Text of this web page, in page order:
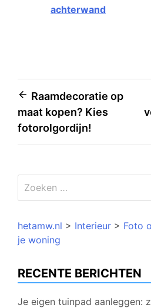
achterwand
Bericht
navigatie
Raamdecoratie op
maat kopen? Kies
fotorolgordijn!
naar:
hetamw.nl > Interieur > Foto
je woning
RECENTE BERICHTEN
Je eigen tuinpad aanleggen: